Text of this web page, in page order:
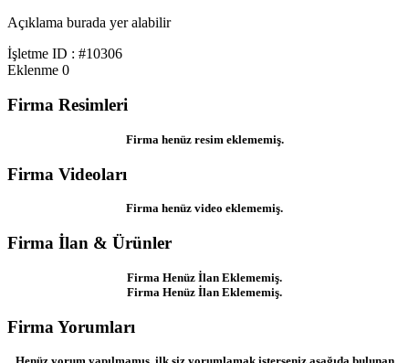
Açıklama burada yer alabilir
İşletme ID : #10306
Eklenme 0
Firma Resimleri
Firma henüz resim eklememiş.
Firma Videoları
Firma henüz video eklememiş.
Firma İlan & Ürünler
Firma Henüz İlan Eklememiş.
Firma Henüz İlan Eklememiş.
Firma Yorumları